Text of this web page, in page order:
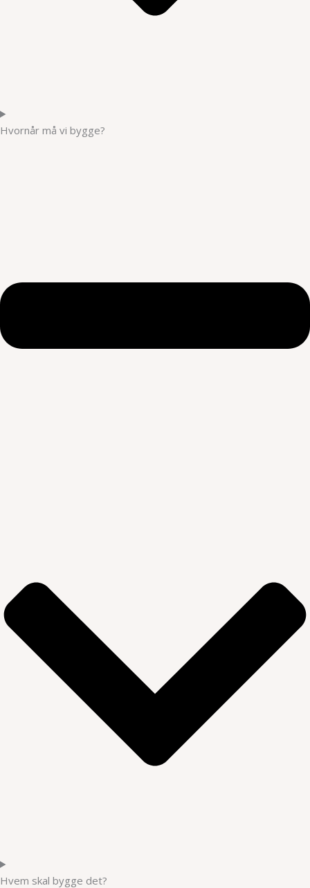
Hvornår må vi bygge?
Hvem skal bygge det?